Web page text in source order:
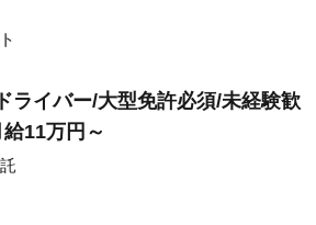
ライバー/大型免許必須/未経験歓
11万円～